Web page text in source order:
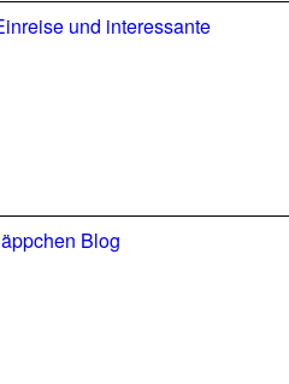
und interessante
Blog